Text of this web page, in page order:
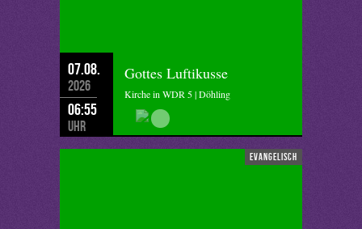
07.08.
2026
06:55
Uhr
Gottes Luftikusse
Kirche in WDR 5 | Döhling
evangelisch